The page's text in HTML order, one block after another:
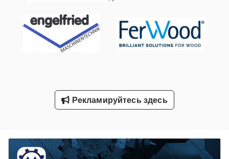
Шиномонтажный Станок Грузовик
Шлифовальный Блок С Добычей
Шлицевой Вал Рекламируйтесь здесь